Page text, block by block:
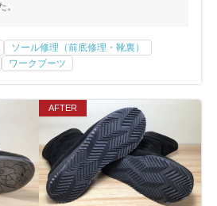
。
ソール修理（前底修理・靴裏）
ワークブーツ